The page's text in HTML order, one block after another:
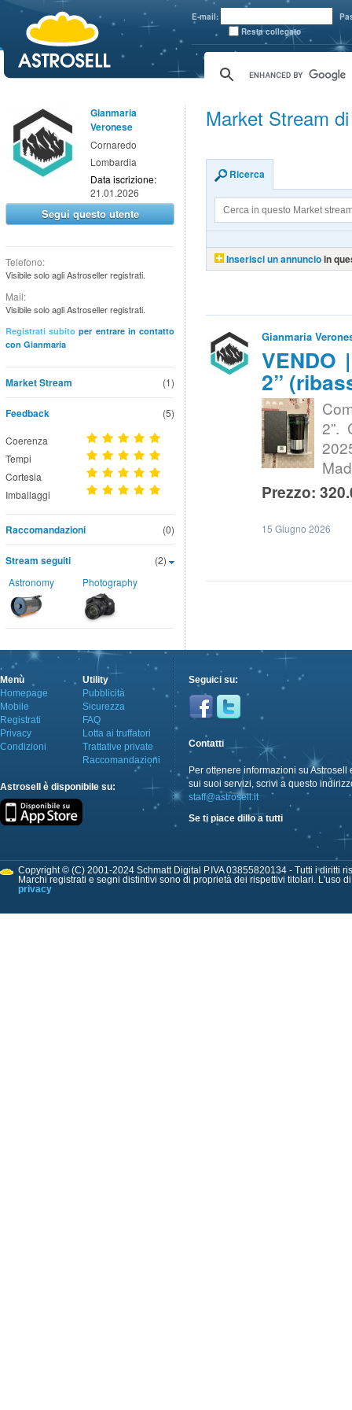
E-mail:
Resta collegato
Gianmaria
Veronese
Cornaredo
Lombardia
Data iscrizione:
21.01.2026
Segui questo utente
Telefono:
Visibile solo agli Astroseller registrati.
Mail:
Visibile solo agli Astroseller registrati.
Registrati subito per entrare in contatto
con Gianmaria
(1)
Market Stream
Feedback (5)
Coerenza
Tempi
Cortesia
Imballaggi
(0)
Raccomandazioni
(2)
Stream seguiti
Astronomy Photography
Market Stream
Ricerca
Inserisci un annuncioin
Gianmaria
VENDO
2”
2”.
Prezzo:
15 Giugno 2026
Menù
Homepage
Mobile
Registrati
Privacy
Condizioni
Utility
Pubblicità
Sicurezza
FAQ
Lotta ai truffatori
Trattative private
Raccomandazioni
Astrosell è disponibile su:
Seguici su:
Contatti
Per ottenere informazioni su Astrosell
sui suoi servizi, scrivi a questo
staff@astrosell.it
Se ti piace dillo a tutti
Copyright © (C) 2001-2024 Schmatt Digital P.IVA 03855820134 - Tutti i diritti
Marchi registrati e segni distintivi sono di proprietà dei rispettivi titolari. L'uso
privacy